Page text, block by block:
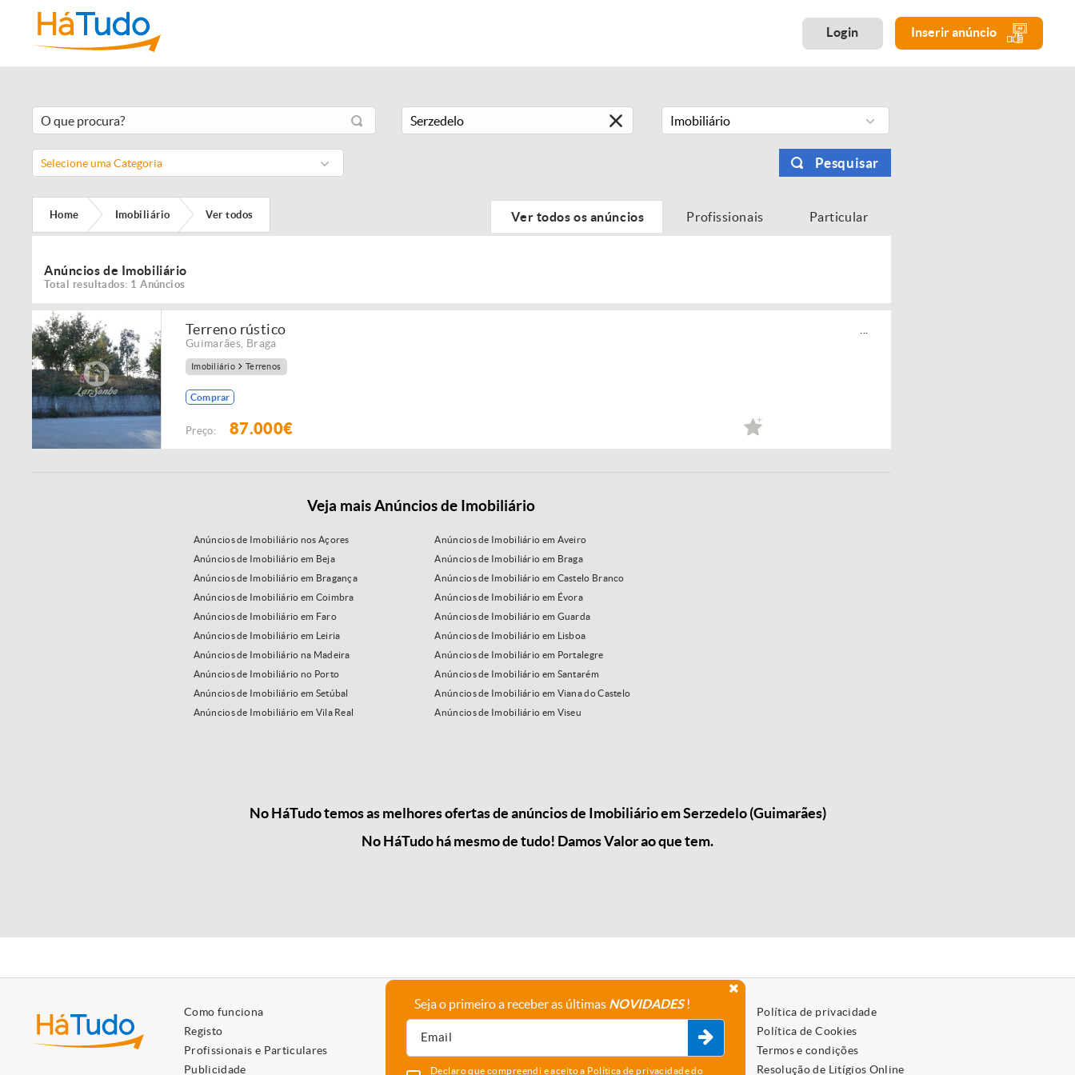
Login Inserir anúncio
Imobiliário
Selecione uma Categoria Pesquisar
Home Imobiliário Ver todos Ver todos os anúncios Profissionais Particular
Anúncios de Imobiliário
Total resultados: 1 Anúncios
Terreno rústico
Guimarães Braga
Imobiliário Terrenos
Comprar
Preço: 87.000€
Veja mais Anúncios de Imobiliário
Anúncios de Imobiliário nos Açores
Anúncios de Imobiliário em Aveiro
Anúncios de Imobiliário em Beja
Anúncios de Imobiliário em Braga
Anúncios de Imobiliário em Bragança
Anúncios de Imobiliário em Castelo Branco
Anúncios de Imobiliário em Coimbra
Anúncios de Imobiliário em Évora
Anúncios de Imobiliário em Faro
Anúncios de Imobiliário em Guarda
Anúncios de Imobiliário em Leiria
Anúncios de Imobiliário em Lisboa
Anúncios de Imobiliário na Madeira
Anúncios de Imobiliário em Portalegre
Anúncios de Imobiliário no Porto
Anúncios de Imobiliário em Santarém
Anúncios de Imobiliário em Setúbal
Anúncios de Imobiliário em Viana do Castelo
Anúncios de Imobiliário em Vila Real
Anúncios de Imobiliário em Viseu
No HáTudo temos as melhores ofertas de anúncios de Imobiliário em Serzedelo (Guimarães)
No HáTudo há mesmo de tudo! Damos Valor ao que tem.
Como funciona
Registo
Profissionais e Particulares
Publicidade
A empresa
Parceiros
Política de privacidade
Política de Cookies
Termos e condições
Resolução de Litígios Online
Seja o primeiro a receber as últimas NOVIDADES!
Declaro que compreendi e aceito a Política de privacidadedo